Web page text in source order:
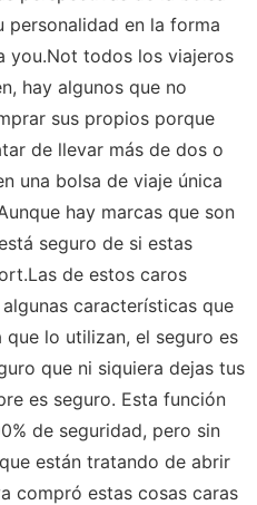
personalidad en la forma
you.Not todos los viajeros
hay algunos que no
sus propios porque
de llevar más de dos o
una bolsa de viaje única
hay marcas que son
seguro de si estas
de estos caros
características que
lo utilizan, el seguro es
que ni siquiera dejas tus
es seguro. Esta función
de seguridad, pero sin
están tratando de abrir
compró estas cosas caras